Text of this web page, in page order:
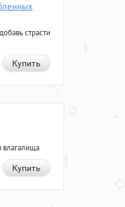
страсти
Купить
влагалища
Купить